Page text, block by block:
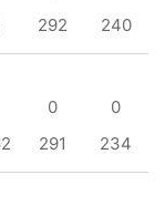
292 240
0
0
291 234